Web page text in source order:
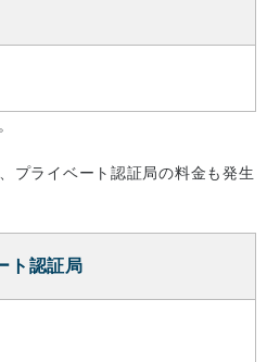
プライベート認証局の料金も発生
ト認証局